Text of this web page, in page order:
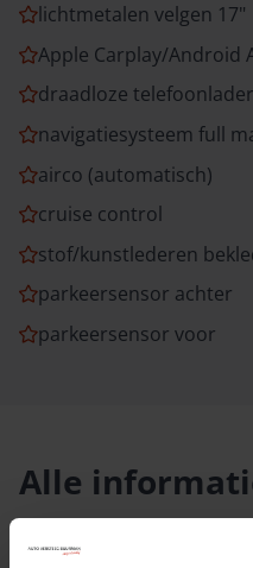
lichtmetalen velgen 17"
Apple Carplay/Android
draadloze telefoonlader
navigatiesysteem full
airco (automatisch)
cruise control
stof/kunstlederen
parkeersensor achter
parkeersensor voor
Alle